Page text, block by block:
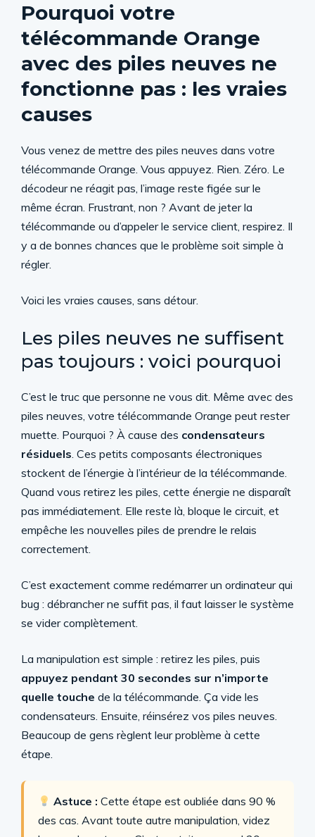
Pourquoi votre
télécommande Orange
avec des piles neuves ne
fonctionne pas : les vraies
causes
Vous venez de mettre des piles neuves dans votre
télécommande Orange. Vous appuyez. Rien. Zéro. Le
décodeur ne réagit pas, l’image reste figée sur le
même écran. Frustrant, non ? Avant de jeter la
télécommande ou d’appeler le service client, respirez. Il
y a de bonnes chances que le problème soit simple à
régler.
Voici les vraies causes, sans détour.
Les piles neuves ne suffisent
pas toujours : voici pourquoi
C’est le truc que personne ne vous dit. Même avec des
piles neuves, votre télécommande Orange peut rester
muette. Pourquoi ? À cause des condensateurs
résiduels. Ces petits composants électroniques
stockent de l’énergie à l’intérieur de la télécommande.
Quand vous retirez les piles, cette énergie ne disparaît
pas immédiatement. Elle reste là, bloque le circuit, et
empêche les nouvelles piles de prendre le relais
correctement.
C’est exactement comme redémarrer un ordinateur qui
bug : débrancher ne suffit pas, il faut laisser le système
se vider complètement.
La manipulation est simple : retirez les piles, puis
appuyez pendant 30 secondes sur n’importe
quelle touche de la télécommande. Ça vide les
condensateurs. Ensuite, réinsérez vos piles neuves.
Beaucoup de gens règlent leur problème à cette
étape.
Astuce : Cette étape est oubliée dans 90 %
des cas. Avant toute autre manipulation, videz